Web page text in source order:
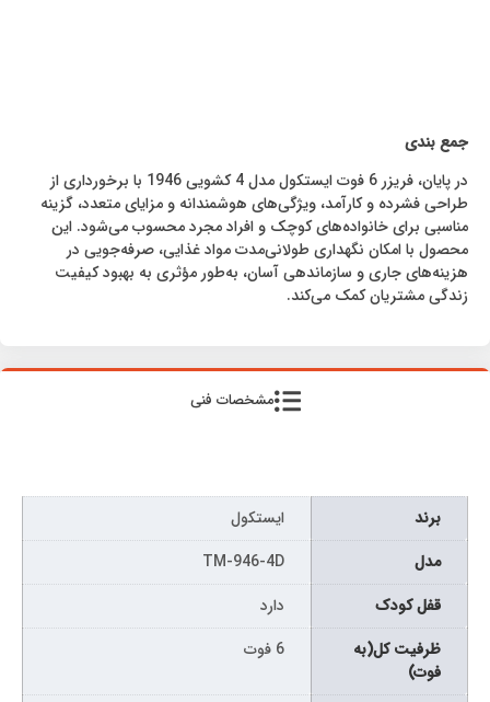
جمع‌‌ بندی
در پایان، فریزر 6 فوت ایستکول مدل 4 کشویی 1946 با برخورداری از
طراحی فشرده و کارآمد، ویژگی‌های هوشمندانه و مزایای متعدد، گزینه
مناسبی برای خانواده‌های کوچک و افراد مجرد محسوب می‌شود. این
محصول با امکان نگهداری طولانی‌مدت مواد غذایی، صرفه‌جویی در
هزینه‌های جاری و سازماندهی آسان، به‌طور مؤثری به بهبود کیفیت
زندگی مشتریان کمک می‌کند.
مشخصات فنی
برند
ایستکول
مدل
TM-946-4D
قفل کودک
دارد
ظرفیت کل(به
فوت)
6 فوت